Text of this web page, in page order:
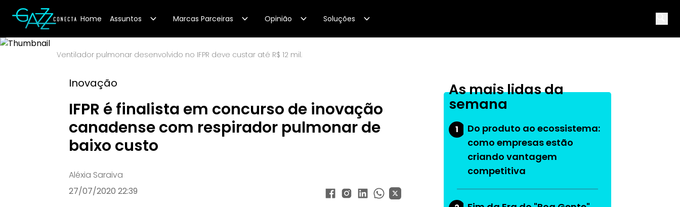
Your Company Home Assuntos Marcas Parceiras Opinião Soluções
Ventilador pulmonar desenvolvido no IFPR deve custar até R$ 12 mil.
Inovação
IFPR é finalista em concurso de inovação
canadense com respirador pulmonar de
baixo custo
Aléxia Saraiva
27/07/2020 22:39
As mais lidas da
semana
1
Do produto ao ecossistema:
como empresas estão
criando vantagem
competitiva